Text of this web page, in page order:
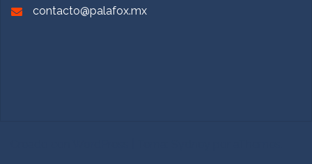
contacto@palafox.mx